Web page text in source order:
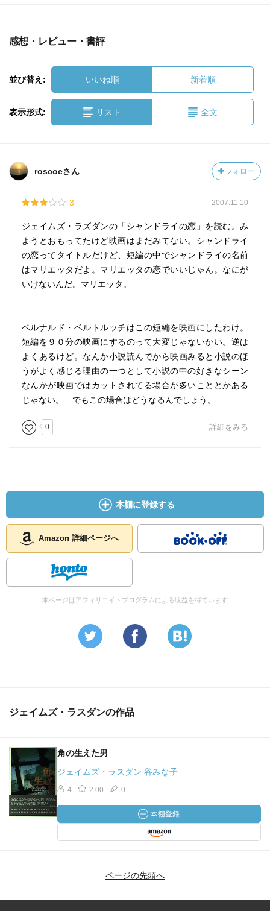
感想・レビュー・書評
並び替え: いいね順 新着順
表示形式: リスト 全文
roscoeさん フォロー
3 2007.11.10
ジェイムズ・ラズダンの「シャンドライの恋」を読む。み
ようとおもってたけど映画はまだみてない。シャンドライ
の恋ってタイトルだけど、短編の中でシャンドライの名前
はマリエッタだよ。マリエッタの恋でいいじゃん。なにが
いけないんだ。マリエッタ。
ベルナルド・ベルトルッチはこの短編を映画にしたわけ。
短編を９０分の映画にするのって大変じゃないかい。逆は
よくあるけど。なんか小説読んでから映画みると小説のほ
うがよく感じる理由の一つとして小説の中の好きなシーン
なんかが映画ではカットされてる場合が多いこととかある
じゃない。 でもこの場合はどうなるんでしょう。
0 詳細をみる
本棚に登録する
Amazon 詳細ページへ
本ページはアフィリエイトプログラムによる収益を得ています
ジェイムズ・ラスダンの作品
角の生えた男
ジェイムズ・ラスダン 谷みな子
4 2.00 0
ページの先頭へ